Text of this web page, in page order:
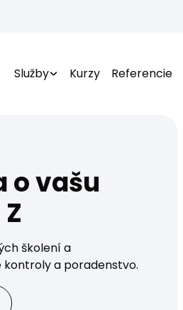
Služby Kurzy Referencie
o vašu
školení a
a poradenstvo.